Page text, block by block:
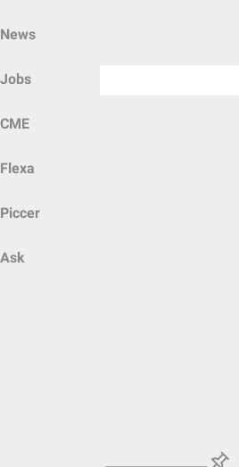
News
Jobs
CME
Flexa
Piccer
Ask